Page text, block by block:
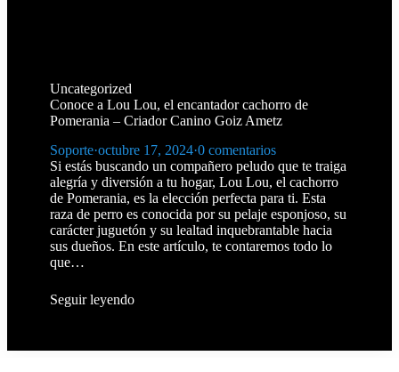
Uncategorized
Conoce a Lou Lou, el encantador cachorro de
Pomerania – Criador Canino Goiz Ametz
Soporte·octubre 17, 2024·0 comentarios
Si estás buscando un compañero peludo que te traiga
alegría y diversión a tu hogar, Lou Lou, el cachorro
de Pomerania, es la elección perfecta para ti. Esta
raza de perro es conocida por su pelaje esponjoso, su
carácter juguetón y su lealtad inquebrantable hacia
sus dueños. En este artículo, te contaremos todo lo
que…
Seguir leyendo